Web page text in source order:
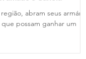
abram seus armários
possam ganhar um